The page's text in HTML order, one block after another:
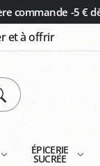
commande -5 €
et à offrir
ÉPICERIE
SUCRÉE